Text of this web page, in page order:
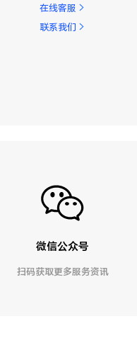
在线客服
联系我们
微信公众号
扫码获取更多服务资讯